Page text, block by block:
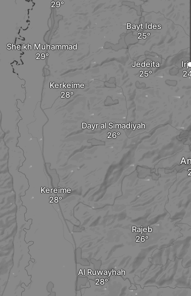
Sheikh Muhammad
Jedeita
Bayt Ides
Kereime
Kerkeime
Dayr al Simadiyah
Al Ruwayhah
Rajeb